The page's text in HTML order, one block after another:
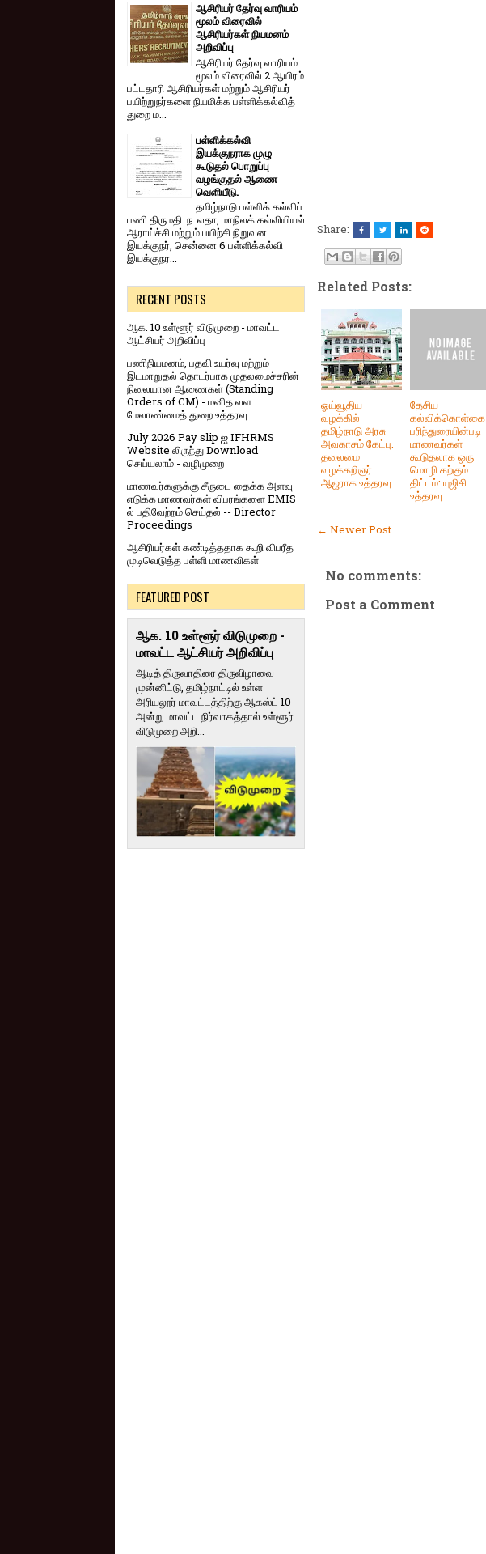
Share:
Related Posts:
ஓய்வூதிய
வழக்கில்
தமிழ்நாடு அரசு
அவகாசம் கேட்பு.
தலைமை
வழக்கறிஞர்
ஆஜராக உத்தரவு.
தேசிய
கல்விக்கொள்கை
பரிந்துரையின்படி
மாணவர்கள்
கூடுதலாக ஒரு
மொழி கற்கும்
திட்டம்: யுஜிசி
உத்தரவு
← Newer Post
No comments:
Post a Comment
ஆசிரியர் தேர்வு வாரியம்
மூலம் விரைவில்
ஆசிரியர்கள் நியமனம்
அறிவிப்பு
ஆசிரியர் தேர்வு வாரி​யம்
மூலம் விரை​வில் 2 ஆயிரம்
பட்​ட​தாரி ஆசிரியர்​கள் மற்​றும் ஆசிரியர்
பயிற்றுநர்​களை நியமிக்க பள்​ளிக்​கல்​வித்​
துறை ம...
பள்ளிக்கல்வி
இயக்குநராக முழு
கூடுதல் பொறுப்பு
வழங்குதல் ஆணை
வெளியீடு.
தமிழ்நாடு பள்ளிக் கல்விப்
பணி திருமதி. ந. லதா, மாநிலக் கல்வியியல்
ஆராய்ச்சி மற்றும் பயிற்சி நிறுவன
இயக்குநர், சென்னை 6 பள்ளிக்கல்வி
இயக்குநர...
RECENT POSTS
ஆக. 10 உள்ளூர் விடுமுறை - மாவட்ட
ஆட்சியர் அறிவிப்பு
பணிநியமனம், பதவி உயர்வு மற்றும்
இடமாறுதல் தொடர்பாக முதலமைச்சரின்
நிலையான ஆணைகள் (Standing
Orders of CM) - மனித வள
மேலாண்மைத் துறை உத்தரவு
July 2026 Pay slip ஐ IFHRMS
Website லிருந்து Download
செய்யலாம் - வழிமுறை
மாணவர்களுக்கு சீருடை தைக்க அளவு
எடுக்க மாணவர்கள் விபரங்களை EMIS
ல் பதிவேற்றம் செய்தல் -- Director
Proceedings
ஆசிரியர்கள் கண்டித்ததாக கூறி விபரீத
முடிவெடுத்த பள்ளி மாணவிகள்
FEATURED POST
ஆக. 10 உள்ளூர் விடுமுறை -
மாவட்ட ஆட்சியர் அறிவிப்பு
ஆடித் திருவாதிரை திருவிழாவை
முன்னிட்டு, தமிழ்நாட்டில் உள்ள
அரியலூர் மாவட்டத்திற்கு ஆகஸ்ட் 10
அன்று மாவட்ட நிர்வாகத்தால் உள்ளூர்
விடுமுறை அறி...